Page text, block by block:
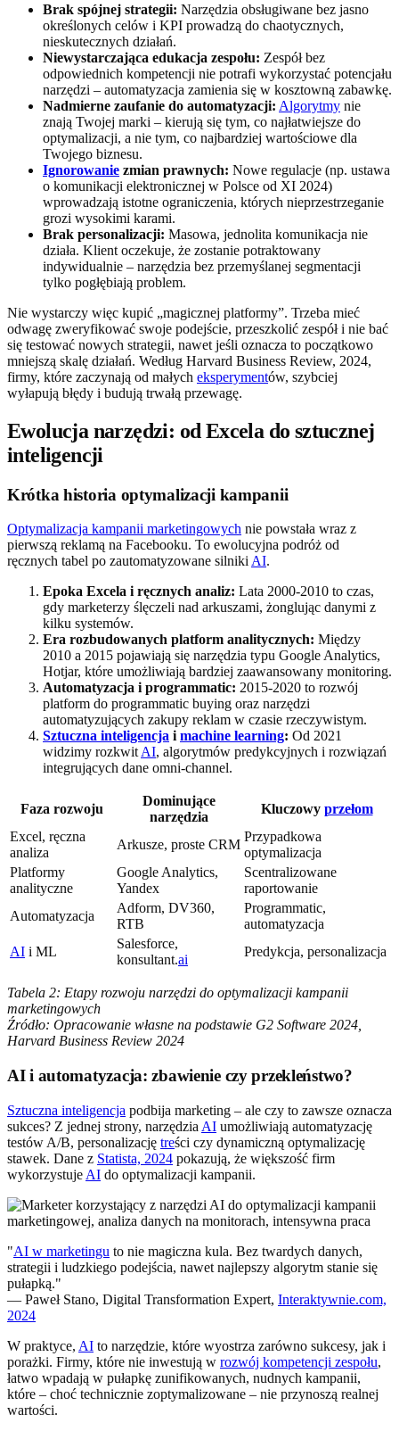
Brak spójnej strategii: Narzędzia obsługiwane bez jasno
określonych celów i KPI prowadzą do chaotycznych,
nieskutecznych działań.
Niewystarczająca edukacja zespołu: Zespół bez
odpowiednich kompetencji nie potrafi wykorzystać potencjału
narzędzi – automatyzacja zamienia się w kosztowną zabawkę.
Nadmierne zaufanie do automatyzacji: Algorytmy nie
znają Twojej marki – kierują się tym, co najłatwiejsze do
optymalizacji, a nie tym, co najbardziej wartościowe dla
Twojego biznesu.
Ignorowanie zmian prawnych: Nowe regulacje (np. ustawa
o komunikacji elektronicznej w Polsce od XI 2024)
wprowadzają istotne ograniczenia, których nieprzestrzeganie
grozi wysokimi karami.
Brak personalizacji: Masowa, jednolita komunikacja nie
działa. Klient oczekuje, że zostanie potraktowany
indywidualnie – narzędzia bez przemyślanej segmentacji
tylko pogłębiają problem.
Nie wystarczy więc kupić „magicznej platformy”. Trzeba mieć
odwagę zweryfikować swoje podejście, przeszkolić zespół i nie bać
się testować nowych strategii, nawet jeśli oznacza to początkowo
mniejszą skalę działań. Według Harvard Business Review, 2024,
firmy, które zaczynają od małych eksperymentów, szybciej
wyłapują błędy i budują trwałą przewagę.
Ewolucja narzędzi: od Excela do sztucznej
inteligencji
Krótka historia optymalizacji kampanii
Optymalizacja kampanii marketingowych nie powstała wraz z
pierwszą reklamą na Facebooku. To ewolucyjna podróż od
ręcznych tabel po zautomatyzowane silniki AI.
Epoka Excela i ręcznych analiz: Lata 2000-2010 to czas,
gdy marketerzy ślęczeli nad arkuszami, żonglując danymi z
kilku systemów.
Era rozbudowanych platform analitycznych: Między
2010 a 2015 pojawiają się narzędzia typu Google Analytics,
Hotjar, które umożliwiają bardziej zaawansowany monitoring.
Automatyzacja i programmatic: 2015-2020 to rozwój
platform do programmatic buying oraz narzędzi
automatyzujących zakupy reklam w czasie rzeczywistym.
Sztuczna inteligencja i machine learning: Od 2021
widzimy rozkwit AI, algorytmów predykcyjnych i rozwiązań
integrujących dane omni-channel.
Faza rozwoju
Dominujące
narzędzia
Kluczowy przełom
Excel, ręczna
analiza
Arkusze, proste CRM
Przypadkowa
optymalizacja
Platformy
analityczne
Google Analytics,
Yandex
Scentralizowane
raportowanie
Automatyzacja
Adform, DV360,
RTB
Programmatic,
automatyzacja
AI i ML
Salesforce,
konsultant.ai
Predykcja, personalizacja
Tabela 2: Etapy rozwoju narzędzi do optymalizacji kampanii
marketingowych
Źródło: Opracowanie własne na podstawie G2 Software 2024,
Harvard Business Review 2024
AI i automatyzacja: zbawienie czy przekleństwo?
Sztuczna inteligencja podbija marketing – ale czy to zawsze oznacza
sukces? Z jednej strony, narzędzia AI umożliwiają automatyzację
testów A/B, personalizację treści czy dynamiczną optymalizację
stawek. Dane z Statista, 2024 pokazują, że większość firm
wykorzystuje AI do optymalizacji kampanii.
"AI w marketingu to nie magiczna kula. Bez twardych danych,
strategii i ludzkiego podejścia, nawet najlepszy algorytm stanie się
pułapką."
— Paweł Stano, Digital Transformation Expert, Interaktywnie.com,
2024
W praktyce, AI to narzędzie, które wyostrza zarówno sukcesy, jak i
porażki. Firmy, które nie inwestują w rozwój kompetencji zespołu,
łatwo wpadają w pułapkę zunifikowanych, nudnych kampanii,
które – choć technicznie zoptymalizowane – nie przynoszą realnej
wartości.